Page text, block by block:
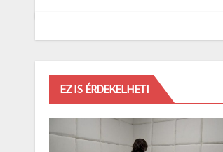
EZ IS ÉRDEKELHETI